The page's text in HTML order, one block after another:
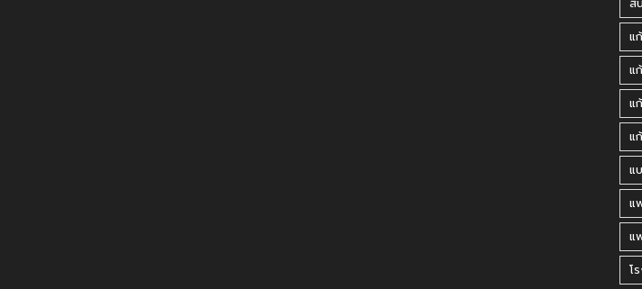
แ
แ
แ
แ
แ
แ
แ
โ